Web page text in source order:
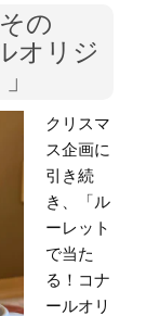
の
オリジ
クリスマ
ス企画に
引き続
き、「ル
ーレット
で当た
る！コナ
ールオリ